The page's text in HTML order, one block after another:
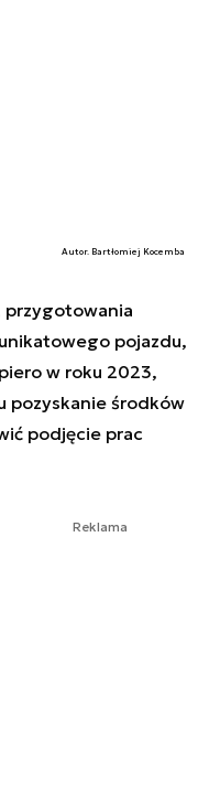
Autor. Bartłomiej Kocemba
przygotowania
pojazdu,
w roku 2023,
pozyskanie środków
podjęcie prac
Reklama